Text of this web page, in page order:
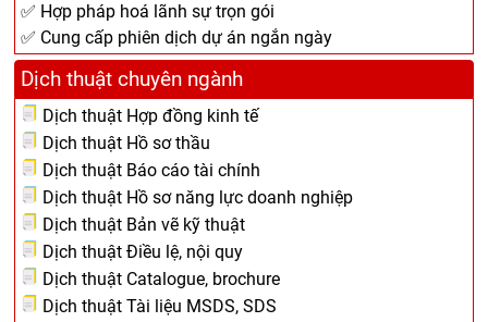
✅ Hợp pháp hoá lãnh sự trọn gói
✅ Cung cấp phiên dịch dự án ngắn ngày
Dịch thuật chuyên ngành
Dịch thuật Hợp đồng kinh tế
Dịch thuật Hồ sơ thầu
Dịch thuật Báo cáo tài chính
Dịch thuật Hồ sơ năng lực doanh nghiệp
Dịch thuật Bản vẽ kỹ thuật
Dịch thuật Điều lệ, nội quy
Dịch thuật Catalogue, brochure
Dịch thuật Tài liệu MSDS, SDS